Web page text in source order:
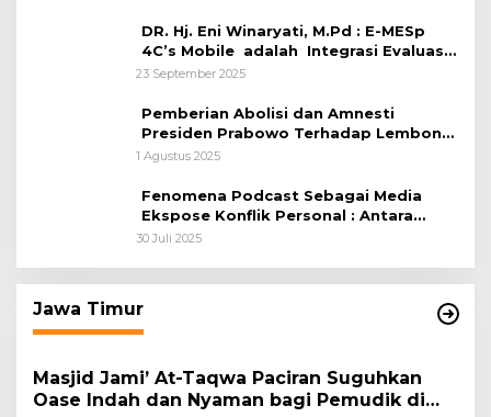
DR. Hj. Eni Winaryati, M.Pd : E-MESp
4C’s Mobile adalah Integrasi Evaluasi-
Supervisi Berbasis 4C’s Untuk
23 September 2025
Pemberian Abolisi dan Amnesti
Presiden Prabowo Terhadap Lembong
dan Hasto Adalah Keputusan Bijak,
1 Agustus 2025
Fenomena Podcast Sebagai Media
Ekspose Konflik Personal : Antara
Kebebasan Berekspresi dan Etika
30 Juli 2025
Jawa Timur
Masjid Jami’ At-Taqwa Paciran Suguhkan
Oase Indah dan Nyaman bagi Pemudik di